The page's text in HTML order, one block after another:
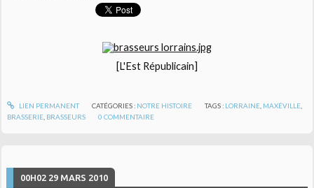
[L'Est Républicain]
LIEN PERMANENT CATÉGORIES : NOTRE HISTOIRE TAGS : LORRAINE MAXÉVILLE
BRASSERIE BRASSEURS 0 COMMENTAIRE
00H02 29 MARS 2010